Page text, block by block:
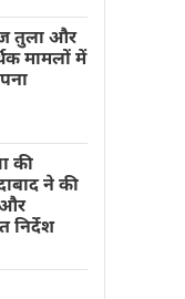
तुला और
मामलों में
की
ने की
और
निर्देश